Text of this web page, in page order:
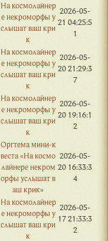
На космолайнер
е некроморфы у
слышат ваш кри
к
2026-05-
21 04:25:5
1
На космолайнер
е некроморфы у
слышат ваш кри
к
2026-05-
20 21:29:3
7
На космолайнер
е некроморфы у
слышат ваш кри
к
2026-05-
20 19:16:1
2
Оргтема мини-к
веста «На космо
лайнере некром
орфы услышат в
аш крик»
2026-05-
20 16:33:3
4
На космолайнер
е некроморфы у
слышат ваш кри
к
2026-05-
17 21:33:3
2